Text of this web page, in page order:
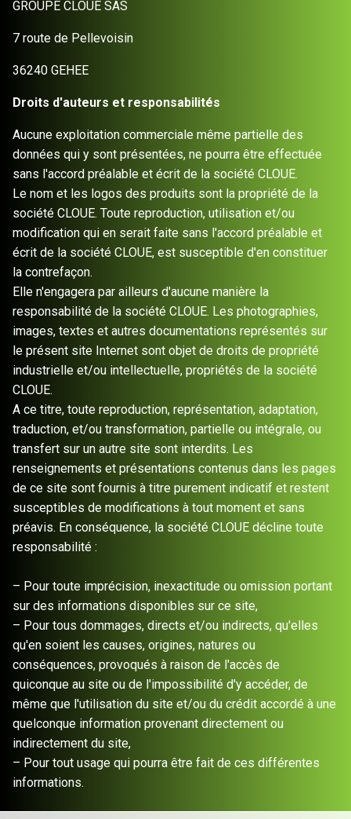
GROUPE CLOUE SAS
7 route de Pellevoisin
36240 GEHEE
Droits d'auteurs et responsabilités
Aucune exploitation commerciale même partielle des
données qui y sont présentées, ne pourra être effectuée
sans l'accord préalable et écrit de la société CLOUE.
Le nom et les logos des produits sont la propriété de la
société CLOUE. Toute reproduction, utilisation et/ou
modification qui en serait faite sans l'accord préalable et
écrit de la société CLOUE, est susceptible d'en constituer
la contrefaçon.
Elle n'engagera par ailleurs d'aucune manière la
responsabilité de la société CLOUE. Les photographies,
images, textes et autres documentations représentés sur
le présent site Internet sont objet de droits de propriété
industrielle et/ou intellectuelle, propriétés de la société
CLOUE.
A ce titre, toute reproduction, représentation, adaptation,
traduction, et/ou transformation, partielle ou intégrale, ou
transfert sur un autre site sont interdits. Les
renseignements et présentations contenus dans les pages
de ce site sont fournis à titre purement indicatif et restent
susceptibles de modifications à tout moment et sans
préavis. En conséquence, la société CLOUE décline toute
responsabilité :
– Pour toute imprécision, inexactitude ou omission portant
sur des informations disponibles sur ce site,
– Pour tous dommages, directs et/ou indirects, qu'elles
qu'en soient les causes, origines, natures ou
conséquences, provoqués à raison de l'accès de
quiconque au site ou de l'impossibilité d'y accéder, de
même que l'utilisation du site et/ou du crédit accordé à une
quelconque information provenant directement ou
indirectement du site,
– Pour tout usage qui pourra être fait de ces différentes
informations.